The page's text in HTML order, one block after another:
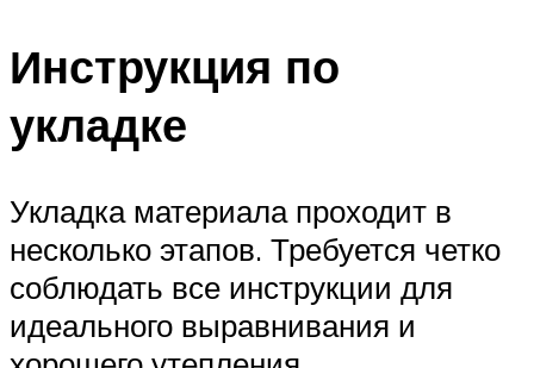
Инструкция по
укладке
Укладка материала проходит в
несколько этапов. Требуется четко
соблюдать все инструкции для
идеального выравнивания и